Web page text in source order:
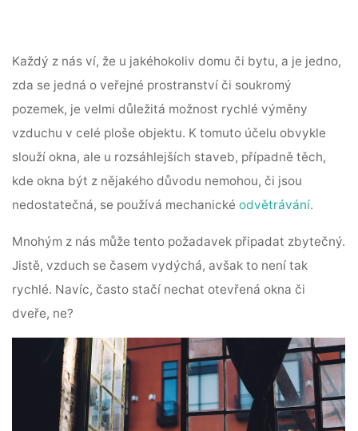
Každý z nás ví, že u jakéhokoliv domu či bytu, a je jedno,
zda se jedná o veřejné prostranství či soukromý
pozemek, je velmi důležitá možnost rychlé výměny
vzduchu v celé ploše objektu. K tomuto účelu obvykle
slouží okna, ale u rozsáhlejších staveb, případně těch,
kde okna být z nějakého důvodu nemohou, či jsou
nedostatečná, se používá mechanickéodvětrávání.
Mnohým z nás může tento požadavek připadat zbytečný.
Jistě, vzduch se časem vydýchá, avšak to není tak
rychlé. Navíc, často stačí nechat otevřená okna či
dveře, ne?